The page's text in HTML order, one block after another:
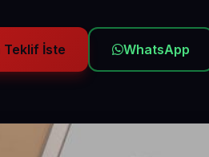
Teklif İste WhatsApp